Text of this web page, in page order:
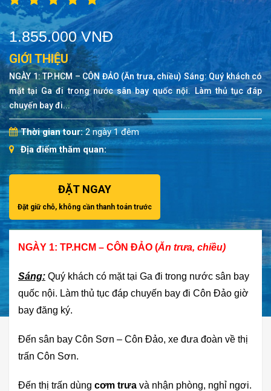
1.855.000 VNĐ
GIỚI THIỆU
NGÀY 1: TP.HCM – CÔN ĐẢO (Ăn trưa, chiều) Sáng: Quý khách có
mặt tại Ga đi trong nước sân bay quốc nội. Làm thủ tục đáp
chuyến bay đi...
Thời gian tour:2 ngày 1 đêm
Địa điểm thăm quan:
ĐẶT NGAY
Đặt giữ chỗ, không cần thanh toán trước
NGÀY 1: TP.HCM – CÔN ĐẢO (Ăn trưa, chiều)
Sáng: Quý khách có mặt tại Ga đi trong nước sân bay
quốc nội. Làm thủ tục đáp chuyến bay đi Côn Đảo giờ
bay đăng ký.
Đến sân bay Côn Sơn – Côn Đảo, xe đưa đoàn về thị
trấn Côn Sơn.
Đến thị trấn dùng cơm trưa và nhận phòng, nghỉ ngơi.